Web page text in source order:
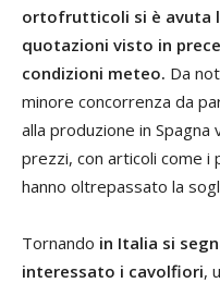
ortofrutticoli si è avuta
quotazioni visto in
condizioni meteo. Da
minore concorrenza da
alla produzione in
prezzi, con articoli come i
hanno oltrepassato la
Tornando in Italia si
interessato i cavolfiori,